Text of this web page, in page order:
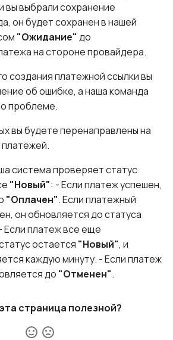
вы выбрали сохранение
он будет сохранен в нашей
"Ожидание" до
на стороне провайдера.
создания платежной ссылки вы
об ошибке, а наша команда
проблеме.
вы будете перенаправлены на
система проверяет статус
"Новый": - Если платеж успешен,
"Оплачен". Если платежный
он обновляется до статуса
Если платеж все еще
остается "Новый", и
каждую минуту. - Если платеж
до "Отменен".
страница полезной?